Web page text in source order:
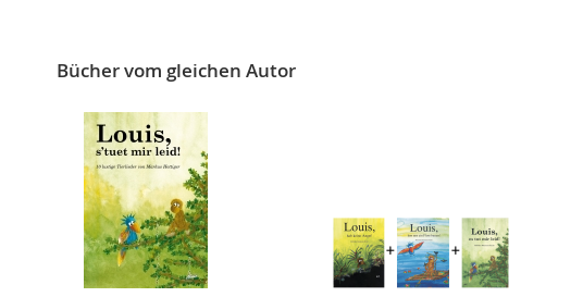
Bücher vom gleichen Autor